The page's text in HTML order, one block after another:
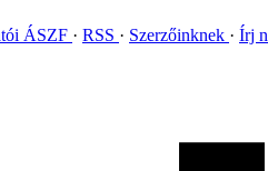
ÁSZF RSS Szerzőinknek Írj